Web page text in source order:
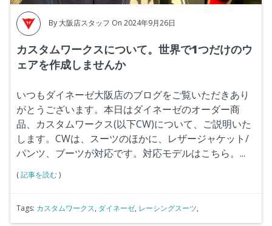
By 大阪店スタッフ On 2024年9月26日
カスタムワークスについて。世界で1つだけのウ
ェアを作成しませんか
いつもダイネーゼ大阪店のブログをご覧いただきあり
がとうございます。本日はダイネーゼのオーダー商
品、カスタムワークス(以下CW)について、ご説明いた
します。CWは、スーツのほかに、レザージャケット/
パンツ、ブーツが対応です。対応モデルはこちら。...
(記事を読む)
Tags: カスタムワークス, ダイネーゼ, レーシングスーツ,